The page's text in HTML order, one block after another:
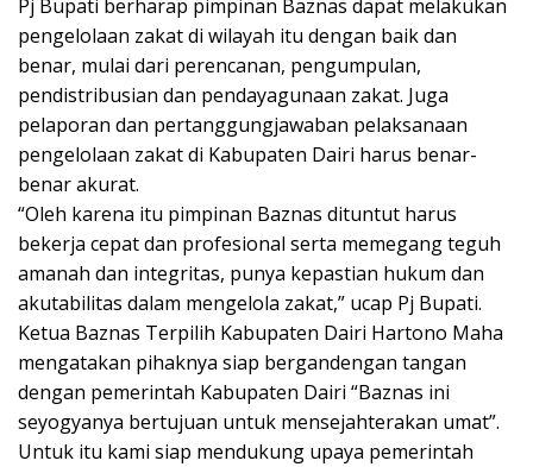
Pj Bupati berharap pimpinan Baznas dapat melakukan
pengelolaan zakat di wilayah itu dengan baik dan
benar, mulai dari perencanan, pengumpulan,
pendistribusian dan pendayagunaan zakat. Juga
pelaporan dan pertanggungjawaban pelaksanaan
pengelolaan zakat di Kabupaten Dairi harus benar-
benar akurat.
“Oleh karena itu pimpinan Baznas dituntut harus
bekerja cepat dan profesional serta memegang teguh
amanah dan integritas, punya kepastian hukum dan
akutabilitas dalam mengelola zakat,” ucap Pj Bupati.
Ketua Baznas Terpilih Kabupaten Dairi Hartono Maha
mengatakan pihaknya siap bergandengan tangan
dengan pemerintah Kabupaten Dairi “Baznas ini
seyogyanya bertujuan untuk mensejahterakan umat”.
Untuk itu kami siap mendukung upaya pemerintah